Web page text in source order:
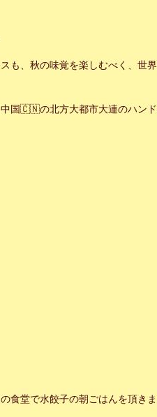
も、秋の味覚を楽しむべく、世
国🇨🇳の北方大都市大連のハン
食堂で水餃子の朝ごはんを頂き